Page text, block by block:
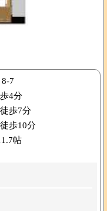
7
4分
歩7分
歩10分
帖